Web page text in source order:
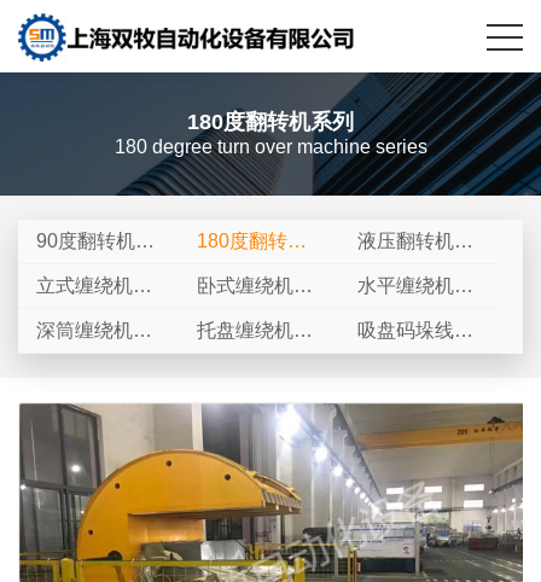
180度翻转机系列
180 degree turn over machine series
90度翻转机系
列
180度翻转机
系列
液压翻转机系
列
立式缠绕机系
列
卧式缠绕机系
列
水平缠绕机系
列
深筒缠绕机系 托盘缠绕机系 吸盘码垛线系